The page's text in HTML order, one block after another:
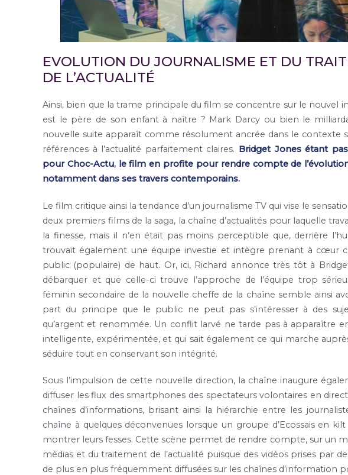
EVOLUTION DU JOURNALISME ET DU
DE L’ACTUALITÉ
Ainsi, bien que la trame principale du film se concentre sur le nouvel
est le père de son enfant à naître ? Mark Darcy ou bien le
nouvelle suite apparaît comme résolument ancrée dans le contexte
références à l’actualité parfaitement claires. Bridget Jones étant
pour Choc-Actu, le film en profite pour rendre compte de
notamment dans ses travers contemporains.
Le film critique ainsi la tendance d’un journalisme TV qui vise le
deux premiers films de la saga, la chaîne d’actualités pour laquelle
la finesse, mais il n’en était pas moins perceptible que, derrière
trouvait également une équipe investie et intègre prenant à cœur
public (populaire) de haut. Or, ici, Richard annonce très tôt à
débarquer et que celle-ci trouve l’approche de l’équipe trop
féminin secondaire de la nouvelle cheffe de la chaîne semble ainsi
part du principe que le public ne peut pas s’intéresser à des
qu’argent et renommée. Un conflit larvé ne tarde pas à apparaître
intelligente, expérimentée, et qui sait également ce qui marche
séduire tout en conservant son intégrité.
Sous l’impulsion de cette nouvelle direction, la chaîne inaugure
diffuser les flux des smartphones des spectateurs volontaires en direct
chaînes d’informations, brisant ainsi la hiérarchie entre les
chaîne à quelques déconvenues lorsque un groupe d’Ecossais en
montrer leurs fesses. Cette scène permet de rendre compte, sur un
médias et du traitement de l’actualité puisque des vidéos prises par
de plus en plus fréquemment diffusées sur les chaînes d’information